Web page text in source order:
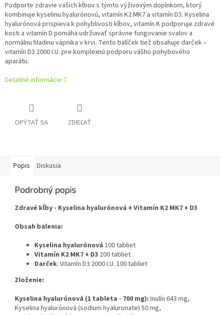
Podporte zdravie vašich kĺbov s týmto výživovým doplnkom, ktorý
kombinuje kyselinu hyalurónovú, vitamín K2 MK7 a vitamín D3. Kyselina
hyalurónová prispieva k pohyblivosti kĺbov, vitamín K podporuje zdravé
kosti a vitamín D pomáha udržiavať správne fungovanie svalov a
normálnu hladinu vápnika v krvi. Tento balíček tiež obsahuje darček –
vitamín D3 2000 I.U. pre komplexnú podporu vášho pohybového
aparátu.
Detailné informácie
OPÝTAŤ SA ZDIEĽAŤ
Popis Diskusia
Podrobný popis
Zdravé kĺby - Kyselina hyalurónová + Vitamín K2 MK7 + D3
Obsah balenia:
Kyselina hyalurónová 100 tabliet
Vitamín K2 MK7 + D3 200 tabliet
Darček: Vitamín D3 2000 I.U. 100 tabliet
Zloženie:
Kyselina hyalurónová (1 tableta - 700 mg): Inulín 643 mg,
Kyselina hyalurónová (sodium hyaluronate) 50 mg,